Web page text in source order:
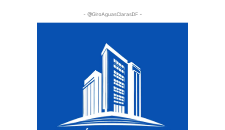
- @GiroAguasClarasDF -